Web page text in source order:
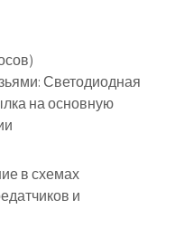
Светодиодная
на основную
в схемах
и